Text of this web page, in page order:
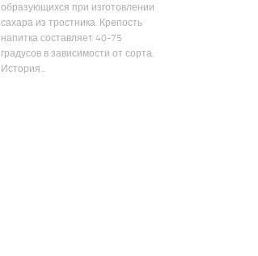
образующихся при изготовлении
сахара из тростника. Крепость
напитка составляет 40-75
градусов в зависимости от сорта.
История...